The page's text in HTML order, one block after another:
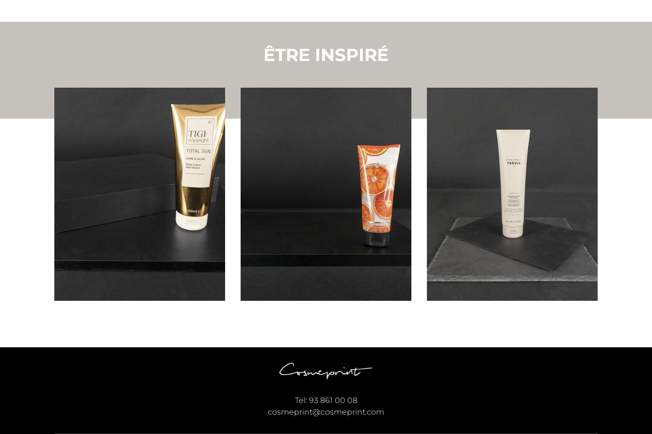
ÊTRE INSPIRÉ
Tel: 93 861 00 08
cosmeprint@cosmeprint.com